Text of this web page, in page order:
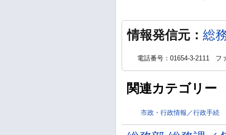
情報発信元： 総
電話番号：01654-3-2111 フ
関連カテゴリー
市政・行政情報／行政手続